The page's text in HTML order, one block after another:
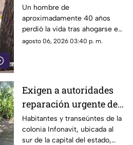
mu3r3 ahogado en la
alberca de un hotel en
Acapulco
Un hombre de
aproximadamente 40 años
perdió la vida tras ahogarse en
la alberca de un hotel del
agosto 06, 2026 03:40 p. m.
Exigen a autoridades
reparación urgente de
alcantarilla en la
colonia Infonavit de
Habitantes y transeúntes de la
colonia Infonavit, ubicada al
sur de la capital del estado,